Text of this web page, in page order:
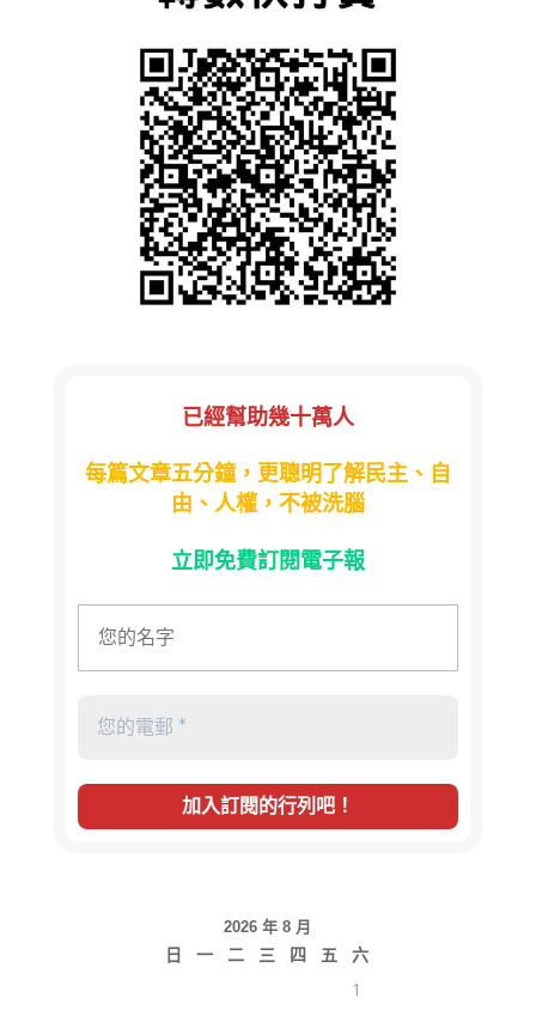
已經幫助幾十萬人
每篇文章五分鐘，更聰明了解民主、自
由、人權，不被洗腦
立即免費訂閱電子報
2026 年 8 月
日 一 二 三 四 五
六
1